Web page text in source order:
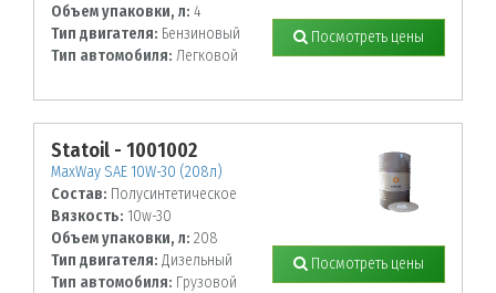
Объем упаковки, л: 4
Тип двигателя: Бензиновый
Тип автомобиля: Легковой
Посмотреть цены
Statoil - 1001002
MaxWay SAE 10W-30 (208л)
Состав: Полусинтетическое
Вязкость: 10w-30
Объем упаковки, л: 208
Тип двигателя: Дизельный
Тип автомобиля: Грузовой
Посмотреть цены